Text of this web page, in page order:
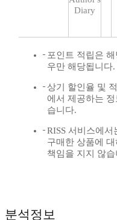
Diary
포인트 적립은
우만 해당됩니다.
상기 할인율 및
에서 제공하는
습니다.
RISS 서비스에서
구매한 상품에
책임을 지지 않습
분석정보